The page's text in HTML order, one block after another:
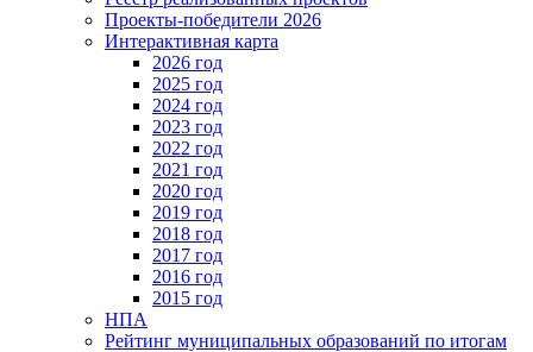
Проекты-победители 2026
Интерактивная карта
2026 год
2025 год
2024 год
2023 год
2022 год
2021 год
2020 год
2019 год
2018 год
2017 год
2016 год
2015 год
НПА
Рейтинг муниципальных образований по итогам